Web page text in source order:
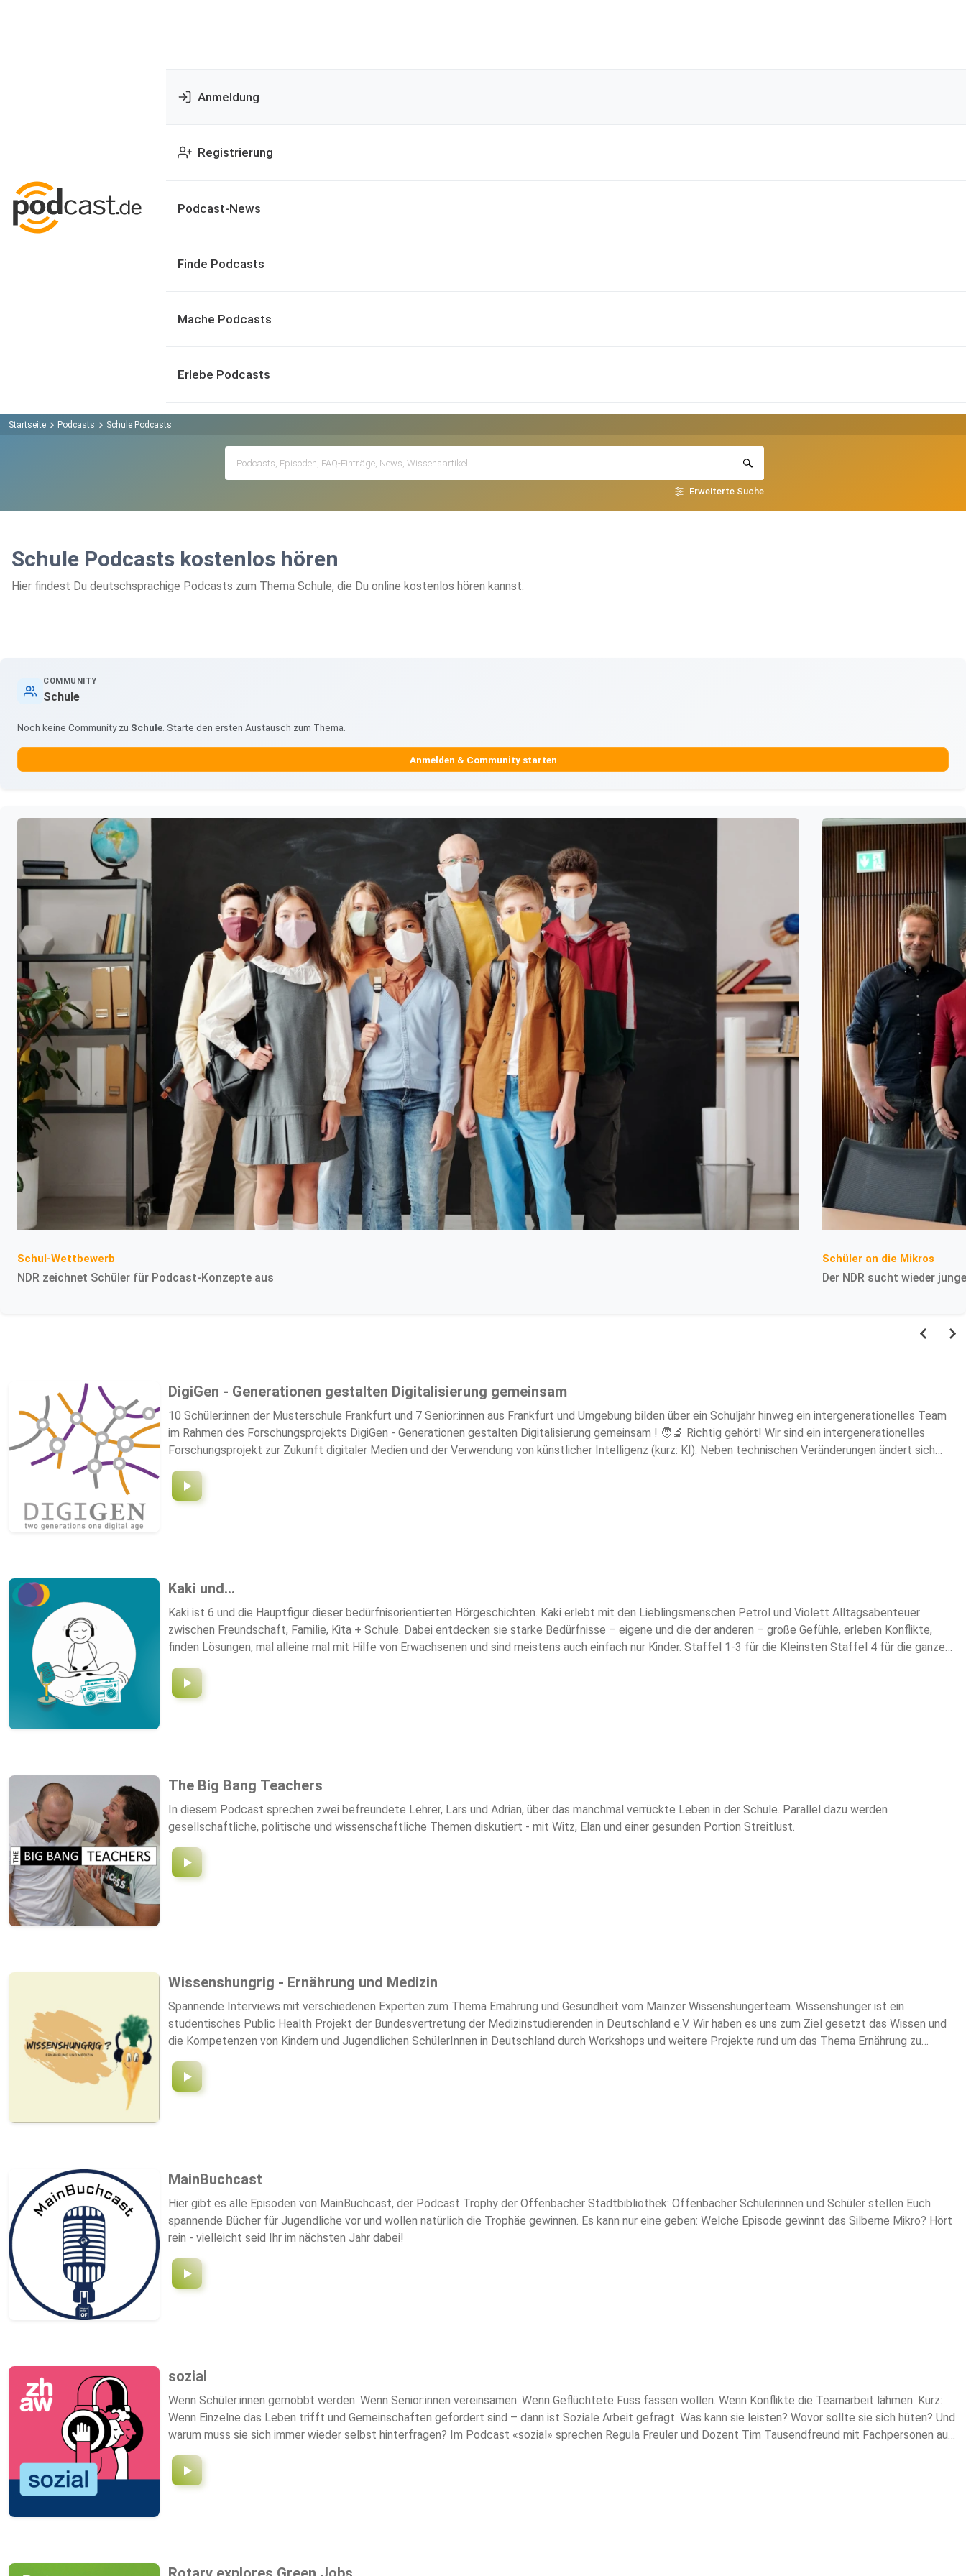
Anmeldung
Registrierung
Podcast-News
Finde Podcasts
Mache Podcasts
Erlebe Podcasts
Startseite Podcasts Schule Podcasts
Erweiterte Suche
Schule Podcasts kostenlos hören
Hier findest Du deutschsprachige Podcasts zum Thema Schule, die Du online kostenlos hören kannst.
DigiGen - Generationen gestalten Digitalisierung gemeinsam
10 Schüler:innen der Musterschule Frankfurt und 7 Senior:innen aus Frankfurt und Umgebung bilden über ein Schuljahr hinweg ein intergenerationelles Team
im Rahmen des Forschungsprojekts DigiGen - Generationen gestalten Digitalisierung gemeinsam ! 🧑‍🔬 Richtig gehört! Wir sind ein intergenerationelles
Forschungsprojekt zur Zukunft digitaler Medien und der Verwendung von künstlicher Intelligenz (kurz: KI). Neben technischen Veränderungen ändert sich
auch unsere Gesellschaft: Lebensentwürfe und Werte werden neu ausgehandelt, der Zusammenhalt zwischen den Generationen droht an manchen Stellen
brüchiger zu werden. Gemeinsam haben wir Perspektiven für das zukünftige digitale Leben erstellt, die die Bedürfnisse beider Generationen gleichermaßen
repräsentieren. Die Ergebnisse unseres Austauschs findet Ihr / finden Sie in Form dieser Podcastreihe aus insgesamt 15 Episoden. Wir wünschen viel Spaß
Kaki und...
Kaki ist 6 und die Hauptfigur dieser bedürfnisorientierten Hörgeschichten. Kaki erlebt mit den Lieblingsmenschen Petrol und Violett Alltagsabenteuer
zwischen Freundschaft, Familie, Kita + Schule. Dabei entdecken sie starke Bedürfnisse – eigene und die der anderen – große Gefühle, erleben Konflikte,
finden Lösungen, mal alleine mal mit Hilfe von Erwachsenen und sind meistens auch einfach nur Kinder. Staffel 1-3 für die Kleinsten Staffel 4 für die ganze
Familie Staffel 5 für Vorschulkinder Staffel 6 Abo Text und Stimme: Lena Breidenbach Intro: Anna Voigt
The Big Bang Teachers
In diesem Podcast sprechen zwei befreundete Lehrer, Lars und Adrian, über das manchmal verrückte Leben in der Schule. Parallel dazu werden
gesellschaftliche, politische und wissenschaftliche Themen diskutiert - mit Witz, Elan und einer gesunden Portion Streitlust.
Wissenshungrig - Ernährung und Medizin
Spannende Interviews mit verschiedenen Experten zum Thema Ernährung und Gesundheit vom Mainzer Wissenshungerteam. Wissenshunger ist ein
studentisches Public Health Projekt der Bundesvertretung der Medizinstudierenden in Deutschland e.V. Wir haben es uns zum Ziel gesetzt das Wissen und
die Kompetenzen von Kindern und Jugendlichen SchülerInnen in Deutschland durch Workshops und weitere Projekte rund um das Thema Ernährung zu
stärken, und Freude am gemeinsamen Kochen und Essen zu vermitteln. Mit unserem Podcast wollen wir zusätzlich ein breiteres Publikum an
Wissenshungrigen adressieren.
MainBuchcast
Hier gibt es alle Episoden von MainBuchcast, der Podcast Trophy der Offenbacher Stadtbibliothek: Offenbacher Schülerinnen und Schüler stellen Euch
spannende Bücher für Jugendliche vor und wollen natürlich die Trophäe gewinnen. Es kann nur eine geben: Welche Episode gewinnt das Silberne Mikro? Hört
rein - vielleicht seid Ihr im nächsten Jahr dabei!
sozial
Wenn Schüler:innen gemobbt werden. Wenn Senior:innen vereinsamen. Wenn Geflüchtete Fuss fassen wollen. Wenn Konflikte die Teamarbeit lähmen. Kurz:
Wenn Einzelne das Leben trifft und Gemeinschaften gefordert sind – dann ist Soziale Arbeit gefragt. Was kann sie leisten? Wovor sollte sie sich hüten? Und
warum muss sie sich immer wieder selbst hinterfragen? Im Podcast «sozial» sprechen Regula Freuler und Dozent Tim Tausendfreund mit Fachpersonen aus
Wissenschaft und Praxis über die vielfältigen Aufgaben Sozialer Arbeit. Produziert vom Departement Soziale Arbeit der Zürcher Hochschule für
Angewandte Wissenschaften. Regie und Schnitt: Menno Labruyère. Sounddesign: Soundguybasel.
COMMUNITY
Schule
Noch keine Community zu Schule . Starte den ersten Austausch zum Thema.
Anmelden & Community starten
Schul-Wettbewerb
NDR zeichnet Schüler für Podcast-Konzepte aus
Schüler an die Mikros
Der NDR sucht wieder